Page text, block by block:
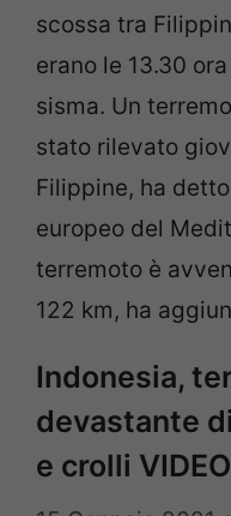
scossa tra
erano le 13.30
sisma. Un
stato rilevato
Filippine, ha
europeo del
terremoto è
122 km, ha
Indonesia,
devastante
e crolli VIDEO